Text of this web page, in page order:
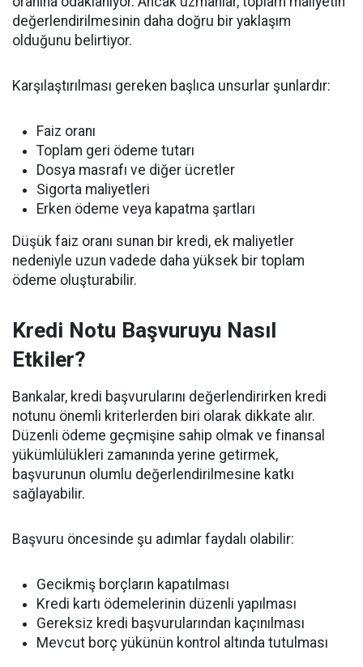
değerlendirilmesinin daha doğru bir yaklaşım
olduğunu belirtiyor.
Karşılaştırılması gereken başlıca unsurlar şunlardır:
Faiz oranı
Toplam geri ödeme tutarı
Dosya masrafı ve diğer ücretler
Sigorta maliyetleri
Erken ödeme veya kapatma şartları
Düşük faiz oranı sunan bir kredi, ek maliyetler
nedeniyle uzun vadede daha yüksek bir toplam
ödeme oluşturabilir.
Kredi Notu Başvuruyu Nasıl
Etkiler?
Bankalar, kredi başvurularını değerlendirirken kredi
notunu önemli kriterlerden biri olarak dikkate alır.
Düzenli ödeme geçmişine sahip olmak ve finansal
yükümlülükleri zamanında yerine getirmek,
başvurunun olumlu değerlendirilmesine katkı
sağlayabilir.
Başvuru öncesinde şu adımlar faydalı olabilir:
Gecikmiş borçların kapatılması
Kredi kartı ödemelerinin düzenli yapılması
Gereksiz kredi başvurularından kaçınılması
Mevcut borç yükünün kontrol altında tutulması